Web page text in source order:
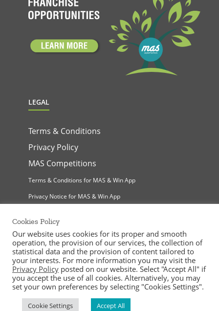
LEGAL
Terms & Conditions
Privacy Policy
MAS Competitions
Terms & Conditions for MAS & Win App
Privacy Notice for MAS & Win App
©2026
MAS Supermarkets Ltd | All Rights Reserved |
Handcrafted by
FacebookInstagramYouTube
Cookies Policy
Our website uses cookies for its proper and smooth
operation, the provision of our services, the collection of
statistical data and the provision of content tailored to
your interests. For more information you may visit the
Privacy Policy posted on our website. Select "Accept All" if
you accept the use of all cookies. Alternatively, you may
set your own preferences by selecting "Cookies Settings".
Cookie Settings Accept All